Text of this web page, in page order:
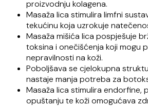
proizvodnju kolagena.
Masaža lica stimulira limfni
tekućinu koja uzrokuje
Masaža mišića lica pospješuje
toksina i onečišćenja koji mogu
nepravilnosti na koži.
Poboljšava se cjelokupna
nastaje manja potreba za
Masaža lica stimulira endorfine,
opuštanju te koži omogućava